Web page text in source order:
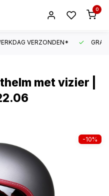
0
VERZONDEN*
met vizier |
-10%